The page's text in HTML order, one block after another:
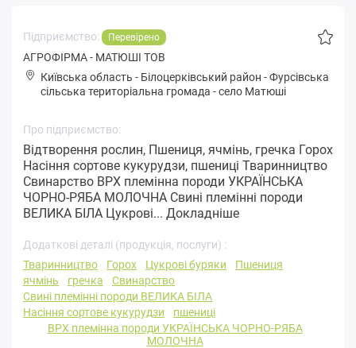
Підприємство: Перевірено
АГРОФІРМА - МАТЮШІ ТОВ
Київська область - Білоцерківський район -Фуpсівськa
сільська територіальна громада -село Матюші
Про підприємство:
Відтворення рослин, Пшениця, ячмінь, гречка Горох
Насіння сортове кукурудзи, пшениці Тваринництво
Свинарство ВРХ племінна породи УКРАЇНСЬКА
ЧОРНО-РЯБА МОЛОЧНА Свині племінні породи
ВЕЛИКА БІЛА Цукрові... Докладніше
Додаткові деталі (продукція, послуги) :
Тваринництво
Горох Цукрові буряки
Пшениця
ячмінь
гречка
Свинарство
Свині племінні породи ВЕЛИКА БІЛА
Насіння сортове кукурудзи
пшениці
ВРХ племінна породи УКРАЇНСЬКА ЧОРНО-РЯБА
МОЛОЧНА